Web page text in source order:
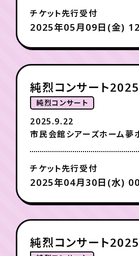
チケット先行受付
2025年05月09日(金)
純烈コンサート2025
純烈コンサート
2025.9.22
市民会館シアーズホーム夢
チケット先行受付
2025年04月30日(水)
純烈コンサート2025